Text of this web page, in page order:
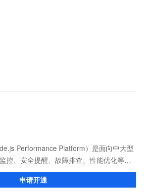
Performance Platform）是面向中大型
控、安全提醒、故障排查、性能优化等服
供完善的工具链和服务，协助客户主动、
申请开通